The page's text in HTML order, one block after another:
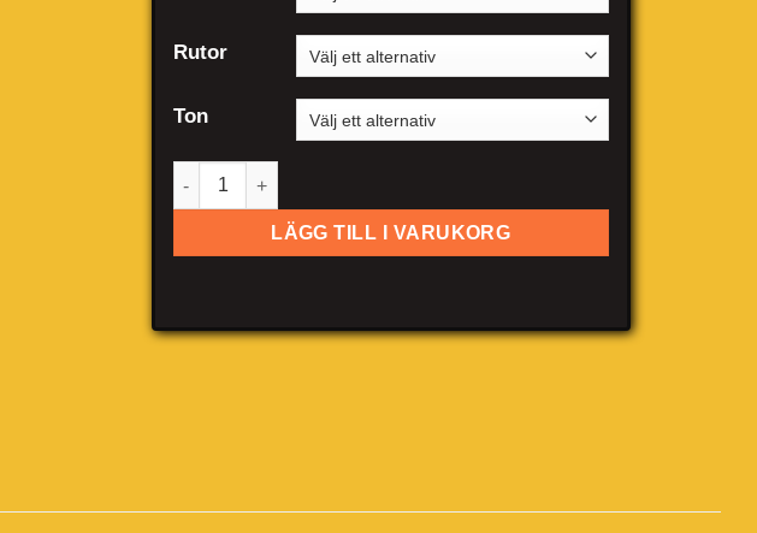
Rutor
Ton
Audi A3 Cabriolet mängd
LÄGG TILL I VARUKORG